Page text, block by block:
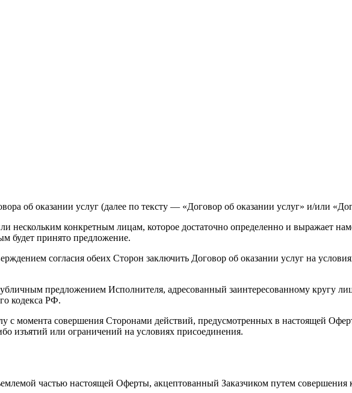
об оказании услуг (далее по тексту — «Договор об оказании услуг» и/или
нескольким конкретным лицам, которое достаточно определенно и выражает
будет принято предложение.
согласия обеих Сторон заключить Договор об оказании услуг на
предложением Исполнителя, адресованный заинтересованному кругу
кодекса РФ.
с момента совершения Сторонами действий, предусмотренных в настоящей
изъятий или ограничений на условиях присоединения.
частью настоящей Оферты, акцептованный Заказчиком путем совершения